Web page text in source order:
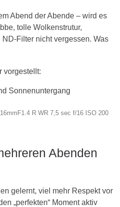
Abend der Abende – wird es
tolle Wolkenstrutur,
Filter nicht vergessen. Was
vorgestellt:
R WR 7,5 sec f/16 ISO 200
Abenden
gelernt, viel mehr Respekt vor
„perfekten“ Moment aktiv